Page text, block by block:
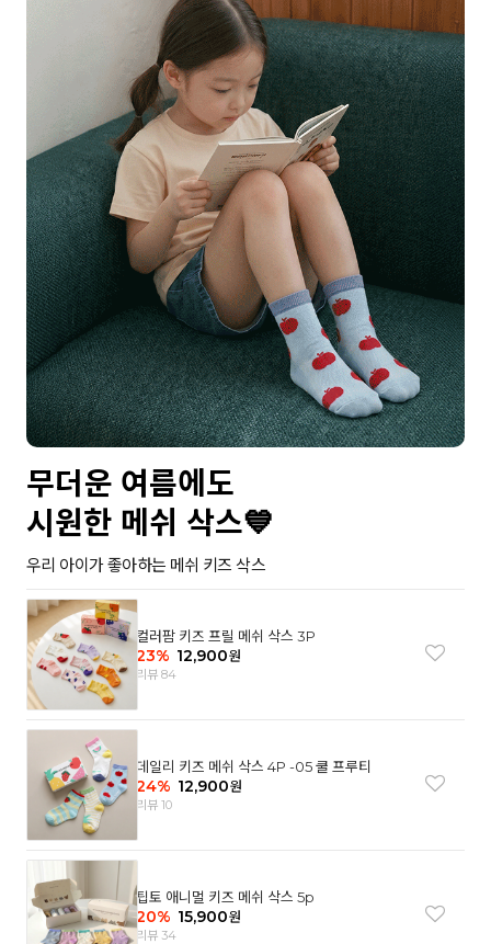
무더운 여름에도
시원한 메쉬 삭스💙
우리 아이가 좋아하는 메쉬 키즈 삭스
컬러팜 키즈 프릴 메쉬 삭스 3P
23% 12,900원
리뷰 84
데일리 키즈 메쉬 삭스 4P -05 쿨 프루티
24% 12,900원
리뷰 10
팁토 애니멀 키즈 메쉬 삭스 5p
20% 15,900원
리뷰 34